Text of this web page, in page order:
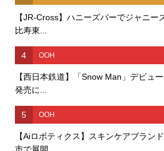
【JR-Cross】ハニーズバーでジャニー
比寿東...
4 OOH
【西日本鉄道】「Snow Man」デビュ
発売に...
5 OOH
【Aiロボティクス】スキンケアブラン